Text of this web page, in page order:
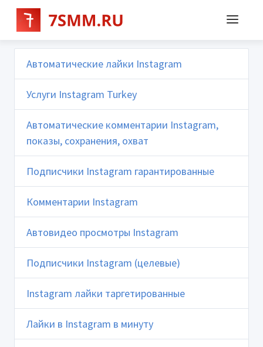
Автоматические лайки Instagram
Услуги Instagram Turkey
Автоматические комментарии Instagram,
показы, сохранения, охват
Подписчики Instagram гарантированные
Комментарии Instagram
Автовидео просмотры Instagram
Подписчики Instagram (целевые)
Instagram лайки таргетированные
Лайки в Instagram в минуту